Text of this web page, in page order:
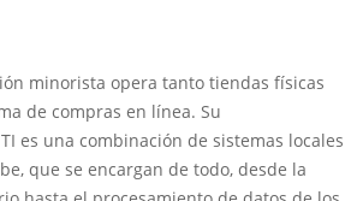
minorista opera tanto tiendas físicas
de compras en línea. Su
es una combinación de sistemas locales
que se encargan de todo, desde la